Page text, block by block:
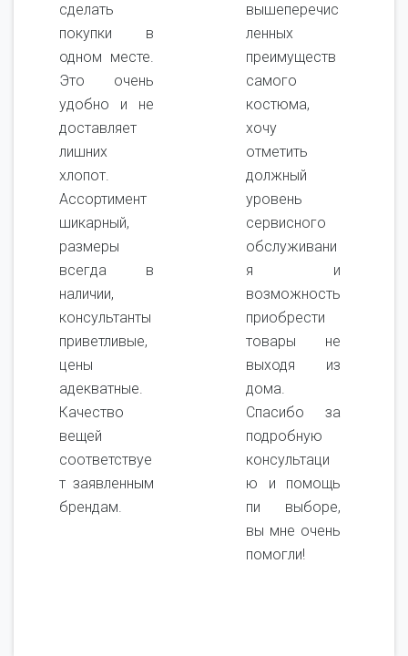
сделать
покупки в
одном месте.
Это очень
удобно и не
доставляет
лишних
хлопот.
Ассортимент
шикарный,
размеры
всегда в
наличии,
консультанты
приветливые,
цены
адекватные.
Качество
вещей
соответствуе
т заявленным
брендам.
вышеперечис
ленных
преимуществ
самого
костюма,
хочу
отметить
должный
уровень
сервисного
обслуживани
я и
возможность
приобрести
товары не
выходя из
дома.
Спасибо за
подробную
консультаци
ю и помощь
пи выборе,
вы мне очень
помогли!